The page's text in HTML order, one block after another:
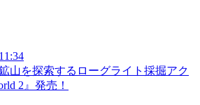
山を探索するローグライト採掘アク
2』発売！